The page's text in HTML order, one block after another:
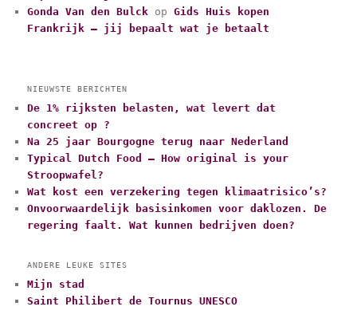
Gonda Van den Bulck opGids Huis kopen
Frankrijk – jij bepaalt wat je betaalt
NIEUWSTE BERICHTEN
De 1% rijksten belasten, wat levert dat
concreet op ?
Na 25 jaar Bourgogne terug naar Nederland
Typical Dutch Food – How original is your
Stroopwafel?
Wat kost een verzekering tegen klimaatrisico’s?
Onvoorwaardelijk basisinkomen voor daklozen. De
regering faalt. Wat kunnen bedrijven doen?
ANDERE LEUKE SITES
Mijn stad
Saint Philibert de Tournus UNESCO